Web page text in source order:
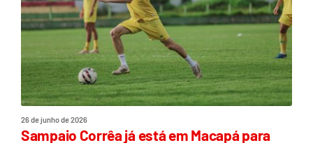
26 de junho de 2026
Sampaio Corrêa já está em Macapá para